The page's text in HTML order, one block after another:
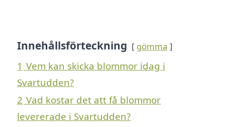
Innehållsförteckning gömma
1 Vem kan skicka blommor idag i
Svartudden?
2 Vad kostar det att få blommor
levererade i Svartudden?